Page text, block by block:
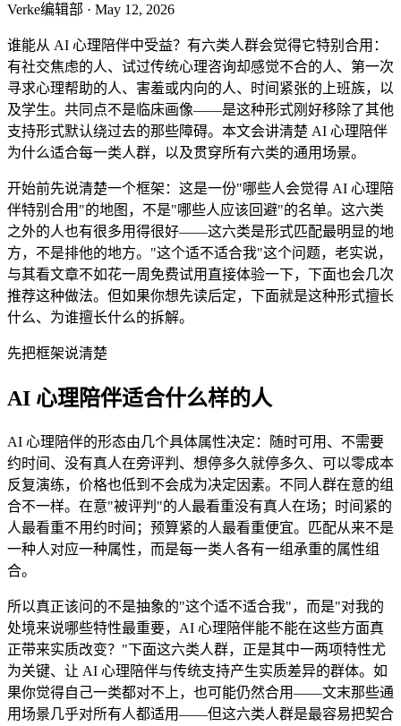
Verke编辑部 · May 12, 2026
谁能从 AI 心理陪伴中受益？有六类人群会觉得它特别合用：
有社交焦虑的人、试过传统心理咨询却感觉不合的人、第一次
寻求心理帮助的人、害羞或内向的人、时间紧张的上班族，以
及学生。共同点不是临床画像——是这种形式刚好移除了其他
支持形式默认绕过去的那些障碍。本文会讲清楚 AI 心理陪伴
为什么适合每一类人群，以及贯穿所有六类的通用场景。
开始前先说清楚一个框架：这是一份"哪些人会觉得 AI 心理陪
伴特别合用"的地图，不是"哪些人应该回避"的名单。这六类
之外的人也有很多用得很好——这六类是形式匹配最明显的地
方，不是排他的地方。"这个适不适合我"这个问题，老实说，
与其看文章不如花一周免费试用直接体验一下，下面也会几次
推荐这种做法。但如果你想先读后定，下面就是这种形式擅长
什么、为谁擅长什么的拆解。
先把框架说清楚
AI 心理陪伴适合什么样的人
AI 心理陪伴的形态由几个具体属性决定：随时可用、不需要
约时间、没有真人在旁评判、想停多久就停多久、可以零成本
反复演练，价格也低到不会成为决定因素。不同人群在意的组
合不一样。在意"被评判"的人最看重没有真人在场；时间紧的
人最看重不用约时间；预算紧的人最看重便宜。匹配从来不是
一种人对应一种属性，而是每一类人各有一组承重的属性组
合。
所以真正该问的不是抽象的"这个适不适合我"，而是"对我的
处境来说哪些特性最重要，AI 心理陪伴能不能在这些方面真
正带来实质改变？"下面这六类人群，正是其中一两项特性尤
为关键、让 AI 心理陪伴与传统支持产生实质差异的群体。如
果你觉得自己一类都对不上，也可能仍然合用——文末那些通
用场景几乎对所有人都适用——但这六类人群是最容易把契合